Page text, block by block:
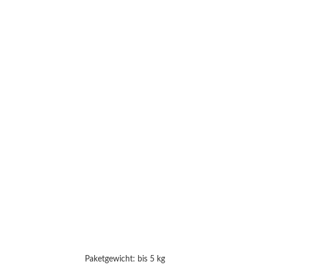
Paketgewicht: bis 5 kg